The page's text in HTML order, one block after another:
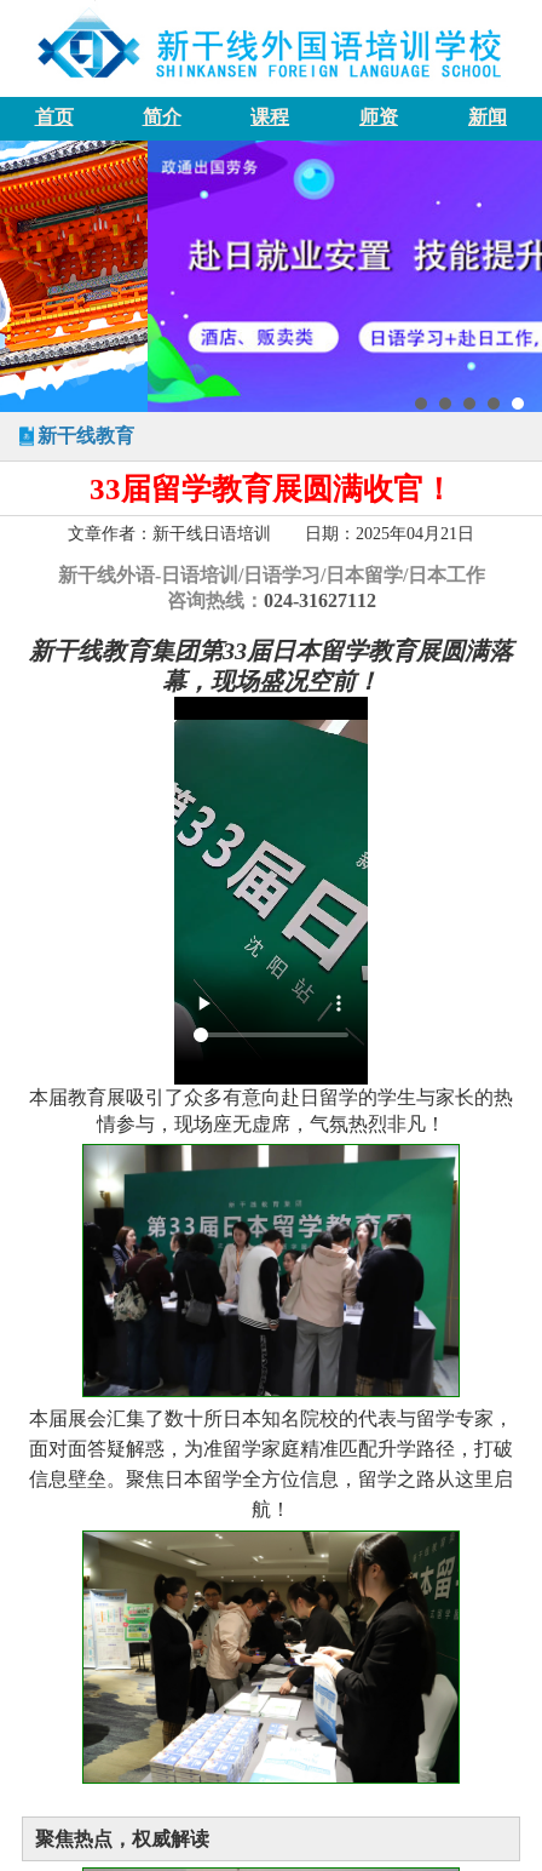
首页 简介 课程 师资 新闻
新干线教育
33届留学教育展圆满收官！
文章作者：新干线日语培训 日期：2025年04月21日
新干线外语-日语培训/日语学习/日本留学/日本工作
咨询热线： 024-31627112
新干线教育集团第33届日本留学教育展圆满落
幕，现场盛况空前！
本届教育展吸引了众多有意向赴日留学的学生与家长的热
情参与，现场座无虚席，气氛热烈非凡！
本届展会汇集了数十所日本知名院校的代表与留学专家，
面对面答疑解惑，为准留学家庭精准匹配升学路径，打破
信息壁垒。聚焦日本留学全方位信息，留学之路从这里启
航！
聚焦热点，权威解读